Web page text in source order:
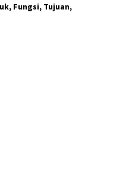
Fungsi, Tujuan,